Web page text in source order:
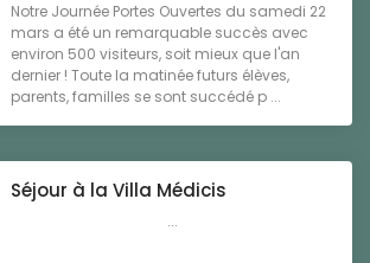
Notre Journée Portes Ouvertes du samedi 22
mars a été un remarquable succès avec
environ 500 visiteurs, soit mieux que l'an
dernier ! Toute la matinée futurs élèves,
parents, familles se sont succédé p ...
Séjour à la Villa Médicis
...